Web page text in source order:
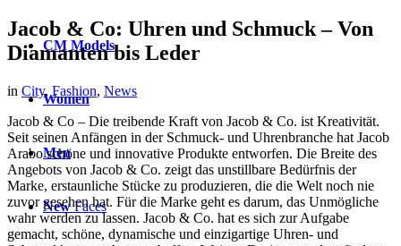
CM Models
Women
Men
NewFaces
Jacob & Co: Uhren und Schmuck – Von
Diamanten bis Leder
in City, Fashion, News
Jacob & Co – Die treibende Kraft von Jacob & Co. ist Kreativität.
Seit seinen Anfängen in der Schmuck- und Uhrenbranche hat Jacob
Arabo schöne und innovative Produkte entworfen. Die Breite des
Angebots von Jacob & Co. zeigt das unstillbare Bedürfnis der
Marke, erstaunliche Stücke zu produzieren, die die Welt noch nie
zuvor gesehen hat. Für die Marke geht es darum, das Unmögliche
wahr werden zu lassen. Jacob & Co. hat es sich zur Aufgabe
gemacht, schöne, dynamische und einzigartige Uhren- und